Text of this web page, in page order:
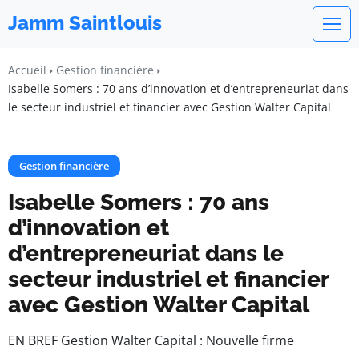
Jamm Saintlouis
Accueil
Gestion financière
Isabelle Somers : 70 ans d’innovation et d’entrepreneuriat dans
le secteur industriel et financier avec Gestion Walter Capital
Gestion financière
Isabelle Somers : 70 ans
d’innovation et
d’entrepreneuriat dans le
secteur industriel et financier
avec Gestion Walter Capital
EN BREF Gestion Walter Capital : Nouvelle firme